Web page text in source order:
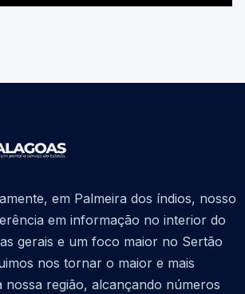
em Palmeira dos índios, nosso
em informação no interior do
gerais e um foco maior no Sertão
nos tornar o maior e mais
nossa região, alcançando números